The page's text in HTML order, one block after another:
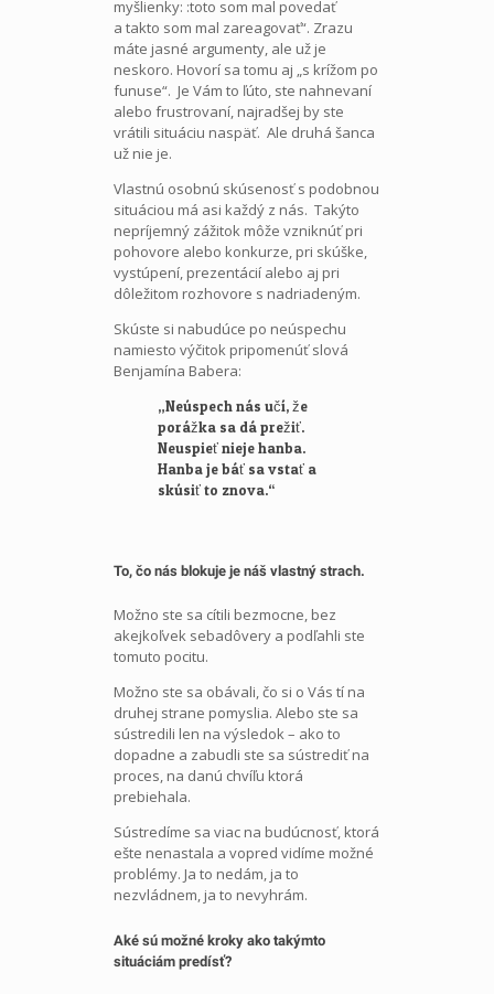
myšlienky: :toto som mal povedať
a takto som mal zareagovať“. Zrazu
máte jasné argumenty, ale už je
neskoro. Hovorí sa tomu aj „s krížom po
funuse“. Je Vám to ľúto, ste nahnevaní
alebo frustrovaní, najradšej by ste
vrátili situáciu naspäť. Ale druhá šanca
už nie je.
Vlastnú osobnú skúsenosť s podobnou
situáciou má asi každý z nás. Takýto
nepríjemný zážitok môže vzniknúť pri
pohovore alebo konkurze, pri skúške,
vystúpení, prezentácií alebo aj pri
dôležitom rozhovore s nadriadeným.
Skúste si nabudúce po neúspechu
namiesto výčitok pripomenúť slová
Benjamína Babera:
„Neúspech nás učí, že
porážka sa dá prežiť.
Neuspieť nieje hanba.
Hanba je báť sa vstať a
skúsiť to znova.“
To, čo nás blokuje je náš vlastný strach.
Možno ste sa cítili bezmocne, bez
akejkoľvek sebadôvery a podľahli ste
tomuto pocitu.
Možno ste sa obávali, čo si o Vás tí na
druhej strane pomyslia. Alebo ste sa
sústredili len na výsledok – ako to
dopadne a zabudli ste sa sústrediť na
proces, na danú chvíľu ktorá
prebiehala.
Sústredíme sa viac na budúcnosť, ktorá
ešte nenastala a vopred vidíme možné
problémy. Ja to nedám, ja to
nezvládnem, ja to nevyhrám.
Aké sú možné kroky ako takýmto
situáciám predísť?